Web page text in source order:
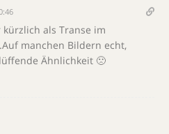
kürzlich als Transe im
manchen Bildern echt,
Ähnlichkeit 🙁